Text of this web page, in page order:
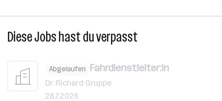
Diese Jobs hast du verpasst
Abgelaufen Fahrdienstleiter:in
Dr. Richard Gruppe
28.7.2026